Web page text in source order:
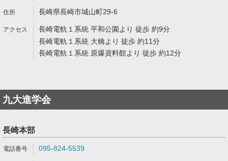
長崎県長崎市城山町29-6
長崎電軌１系統 平和公園より 徒歩 約9分
長崎電軌１系統 大橋より 徒歩 約11分
長崎電軌１系統 原爆資料館より 徒歩 約12分
九大進学会
長崎本部
095-824-5539